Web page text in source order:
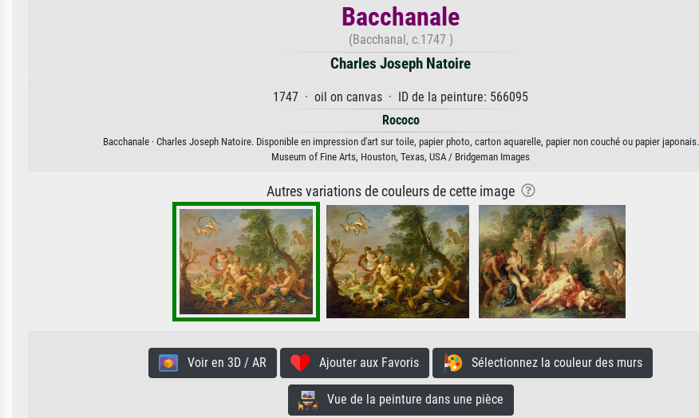
Bacchanale
(Bacchanal, c.1747 )
Charles Joseph Natoire
1747 · oil on canvas · ID de la peinture: 566095
Rococo
Bacchanale · Charles Joseph Natoire. Disponible en impression d'art sur toile, papier photo, carton aquarelle, papier non couché ou papier japonais.
Museum of Fine Arts, Houston, Texas, USA / Bridgeman Images
Autres variations de couleurs de cette image
Voir en 3D / AR Ajouter aux Favoris Sélectionnez la couleur des murs
Vue de la peinture dans une pièce